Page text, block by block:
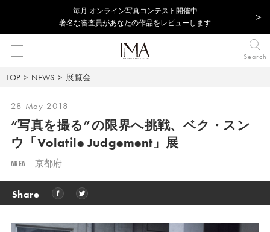
毎⽉ オンライン写真コンテスト開催中
著名な審査員があなたの作品をレビューします
Search
TOP NEWS 展覧会
28 May 2018
“写真を撮る”の限界へ挑戦、 ベク・スン
ウ「Volatile Judgement」展
AREA 京都府
Share